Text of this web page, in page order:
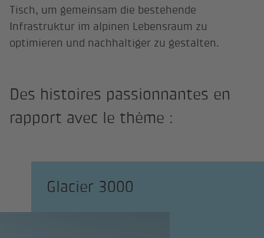
Tisch, um gemeinsam die bestehende
Infrastruktur im alpinen Lebensraum zu
optimieren und nachhaltiger zu gestalten.
Des histoires passionnantes en
rapport avec le thème :
Glacier 3000